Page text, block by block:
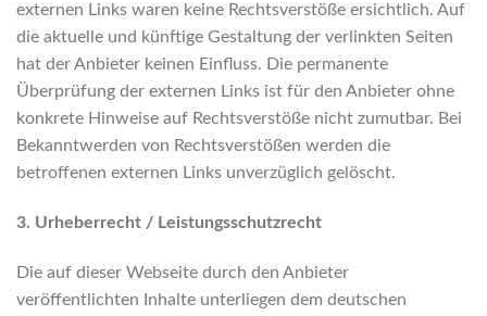
externen Links waren keine Rechtsverstöße ersichtlich. Auf
die aktuelle und künftige Gestaltung der verlinkten Seiten
hat der Anbieter keinen Einfluss. Die permanente
Überprüfung der externen Links ist für den Anbieter ohne
konkrete Hinweise auf Rechtsverstöße nicht zumutbar. Bei
Bekanntwerden von Rechtsverstößen werden die
betroffenen externen Links unverzüglich gelöscht.
3. Urheberrecht / Leistungsschutzrecht
Die auf dieser Webseite durch den Anbieter
veröffentlichten Inhalte unterliegen dem deutschen